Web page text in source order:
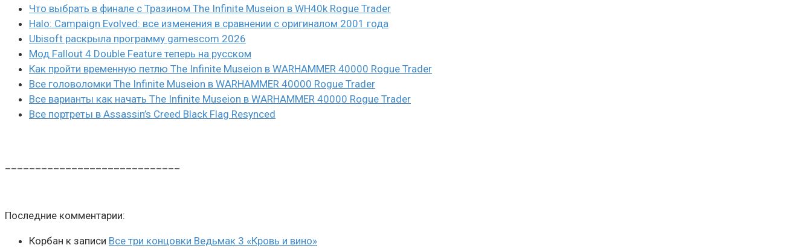
Что выбрать в финале с Тразином The Infinite Museion в WH40k Rogue Trader
Halo: Campaign Evolved: все изменения в сравнении с оригиналом 2001 года
Ubisoft раскрыла программу gamescom 2026
Мод Fallout 4 Double Feature теперь на русском
Как пройти временную петлю The Infinite Museion в WARHAMMER 40000 Rogue Trader
Все головоломки The Infinite Museion в WARHAMMER 40000 Rogue Trader
Все варианты как начать The Infinite Museion в WARHAMMER 40000 Rogue Trader
Все портреты в Assassin’s Creed Black Flag Resynced
Последние комментарии:
Корбан к записи Все три концовки Ведьмак 3 «Кровь и вино»